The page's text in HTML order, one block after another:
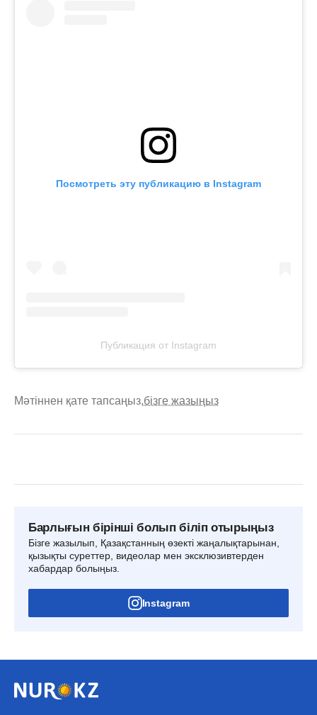
Посмотреть эту публикацию в Instagram
Публикация от Instagram
Мәтіннен қате тапсаңыз,бізге жазыңыз
Барлығын бірінші болып біліп отырыңыз
Бізге жазылып, Қазақстанның өзекті жаңалықтарынан,
қызықты суреттер, видеолар мен эксклюзивтерден
хабардар болыңыз.
Instagram